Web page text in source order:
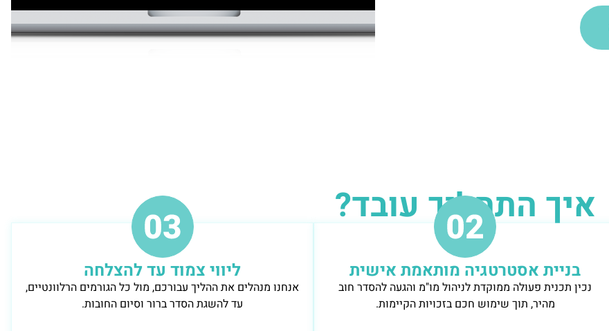
איך התהליך עובד?
בניית אסטרטגיה מותאמת אישית
נכין תכנית פעולה ממוקדת לניהול מו"מ והגעה להסדר חוב
מהיר, תוך שימוש חכם בזכויות הקיימות.
ליווי צמוד עד להצלחה
אנחנו מנהלים את ההליך עבורכם, מול כל הגורמים הרלוונטיים,
עד להשגת הסדר ברור וסיום החובות.